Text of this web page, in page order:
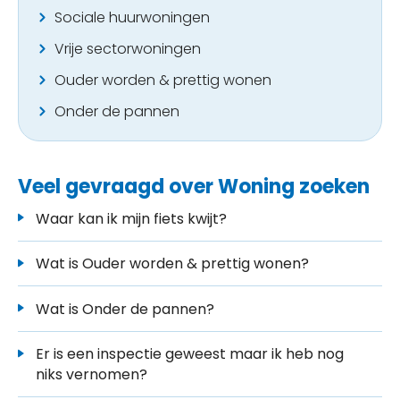
Sociale huurwoningen
Vrije sectorwoningen
Ouder worden & prettig wonen
Onder de pannen
Veel gevraagd over Woning zoeken
Waar kan ik mijn fiets kwijt?
Wat is Ouder worden & prettig wonen?
Wat is Onder de pannen?
Er is een inspectie geweest maar ik heb nog
niks vernomen?